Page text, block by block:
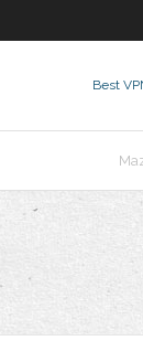
Best